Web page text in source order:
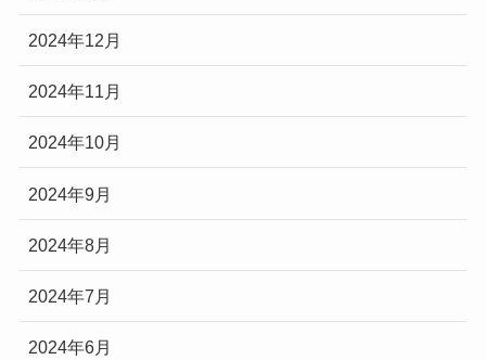
2024年12月
2024年11月
2024年10月
2024年9月
2024年8月
2024年7月
2024年6月